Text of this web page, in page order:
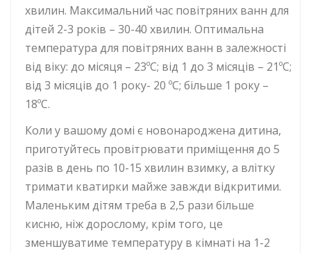
хвилин. Максимальний час повітряних ванн для
дітей 2-3 років – 30-40 хвилин. Оптимальна
температура для повітряних ванн в залежності
від віку: до місяця – 23ºС; від 1 до 3 місяців – 21ºС;
від 3 місяців до 1 року- 20 ºС; більше 1 року –
18ºС.
Коли у вашому домі є новонароджена дитина,
приготуйтесь провітрювати приміщення до 5
разів в день по 10-15 хвилин взимку, а влітку
тримати кватирки майже завжди відкритими.
Маленьким дітям треба в 2,5 рази більше
кисню, ніж дорослому, крім того, це
зменшуватиме температуру в кімнаті на 1-2